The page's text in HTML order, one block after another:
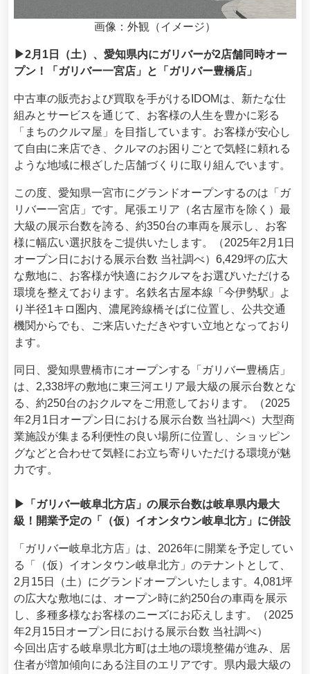
画像：外観（イメージ）
▶2月1日（土）、愛知県内にガリバーが2店舗同時オー
プン！「ガリバー一宮店」と「ガリバー豊橋店」
中古車の販売および買取を手がけるIDOMは、新たな仕
組みとサービスを通じて、お客様の人生を豊かに彩る
「まちのクルマ屋」を目指しています。お客様が安心し
て自由に来店でき、クルマのお困りごとで気軽に頼れる
ような地域に根ざした店舗づくりに取り組んでいます。
この度、愛知県一宮市にグランドオープンするのは「ガ
リバー一宮店」です。尾張エリア（名古屋市を除く）最
大級の展示台数を誇る、約350台の車両を展示し、お客
様に幅広い選択肢をご提供いたします。（2025年2月1日
オープン日における展示台数 当社調べ）6,429坪の広大
な敷地に、お客様が快適におクルマをお選びいただける
環境を整えております。名鉄名古屋本線「今伊勢駅」よ
り半径1キロ圏内、濃尾跨線橋そばに位置し、公共交通
機関からでも、ご来店いただきやすい立地となっており
ます。
同日、愛知県豊橋市にオープンする「ガリバー豊橋店」
は、2,338坪の敷地に東三河エリア最大級の展示台数とな
る、約250台のおクルマをご用意しております。（2025
年2月1日オープン日における展示台数 当社調べ）大型商
業施設が集まる利便性の良い場所に位置し、ショッピン
グなどと合わせて気軽にお立ち寄りいただける環境が魅
力です。
▶「ガリバー岐阜北方店」の展示台数は岐阜県内最大
級！開業予定の「（仮）イオンタウン岐阜北方」に併設
「ガリバー岐阜北方店」は、2026年に開業を予定してい
る「（仮）イオンタウン岐阜北方」のテナントとして、
2月15日（土）にグランドオープンいたします。4,081坪
の広大な敷地には、オープン時に約250台の車両を展示
し、多種多様なお客様のニーズにお応えします。（2025
年2月15日オープン日における展示台数 当社調べ）
今回出店する岐阜県北方町は土地の環境整備が進み、居
住者が増加傾向にある注目のエリアです。県内最大級の